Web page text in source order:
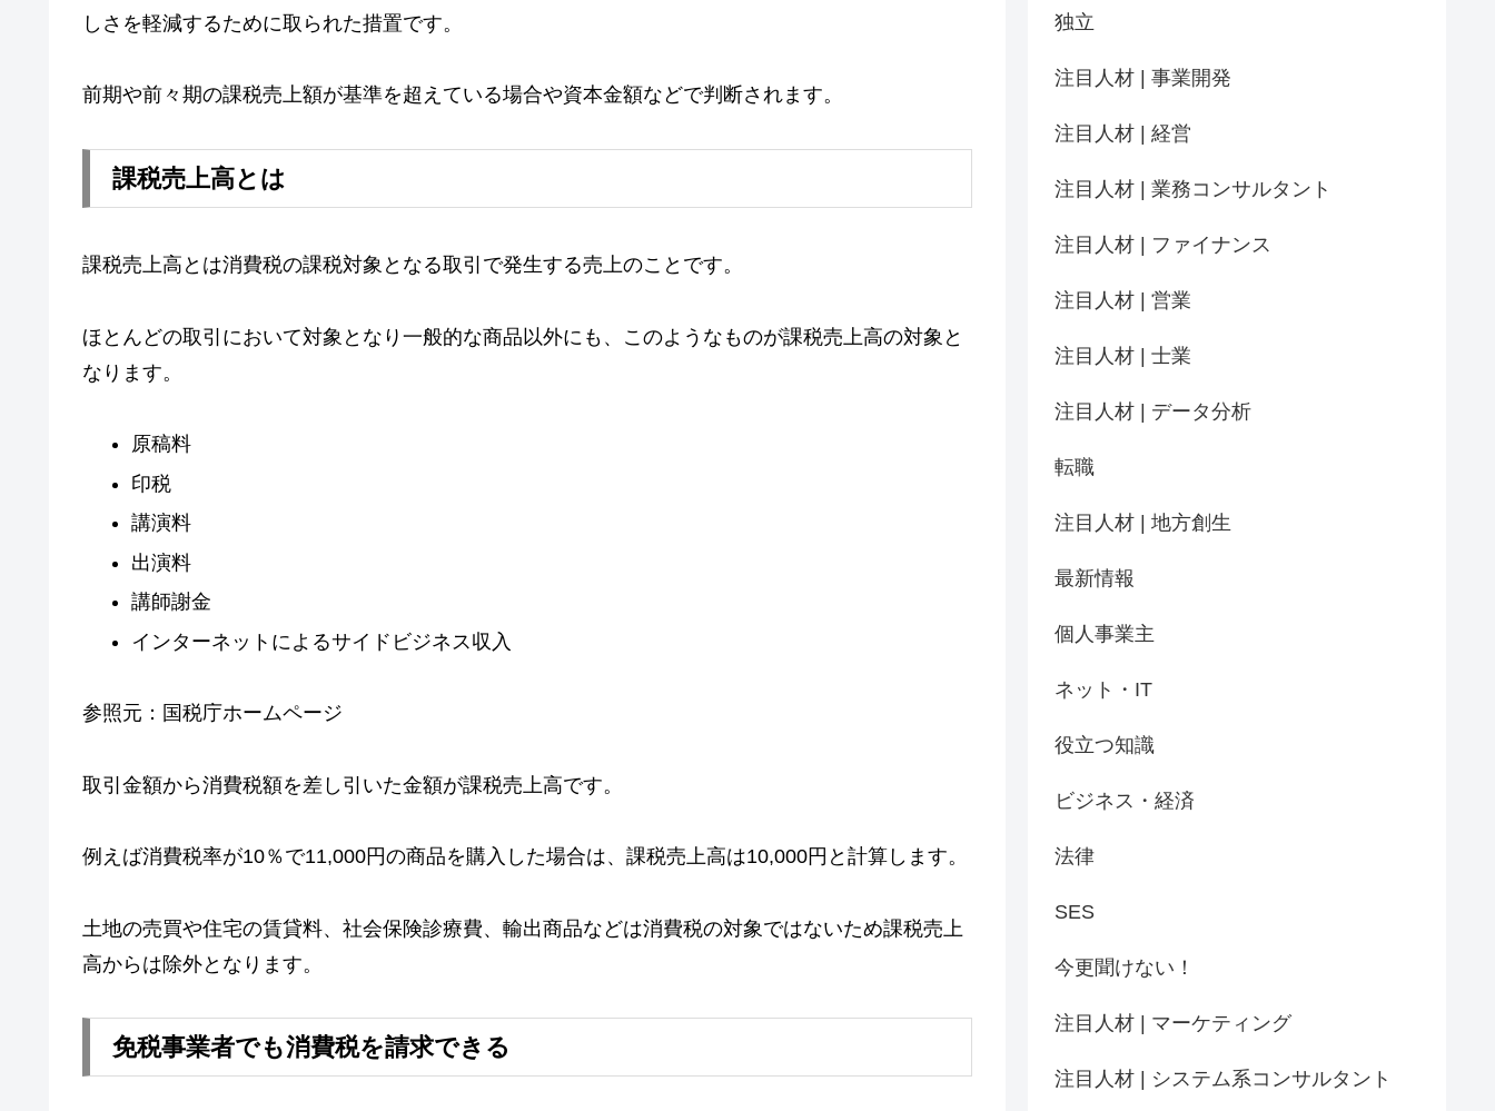
しさを軽減するために取られた措置です。
前期や前々期の課税売上額が基準を超えている場合や資本金額などで判断されます。
課税売上高とは
課税売上高とは消費税の課税対象となる取引で発生する売上のことです。
ほとんどの取引において対象となり一般的な商品以外にも、このようなものが課税売上高の対象と
なります。
原稿料
印税
講演料
出演料
講師謝金
インターネットによるサイドビジネス収入
参照元：国税庁ホームページ
取引金額から消費税額を差し引いた金額が課税売上高です。
例えば消費税率が10％で11,000円の商品を購入した場合は、課税売上高は10,000円と計算します。
土地の売買や住宅の賃貸料、社会保険診療費、輸出商品などは消費税の対象ではないため課税売上
高からは除外となります。
免税事業者でも消費税を請求できる
独立
注目人材 | 事業開発
注目人材 | 経営
注目人材 | 業務コンサルタント
注目人材 | ファイナンス
注目人材 | 営業
注目人材 | 士業
注目人材 | データ分析
転職
注目人材 | 地方創生
最新情報
個人事業主
ネット・IT
役立つ知識
ビジネス・経済
法律
SES
今更聞けない！
注目人材 | マーケティング
注目人材 | システム系コンサルタント